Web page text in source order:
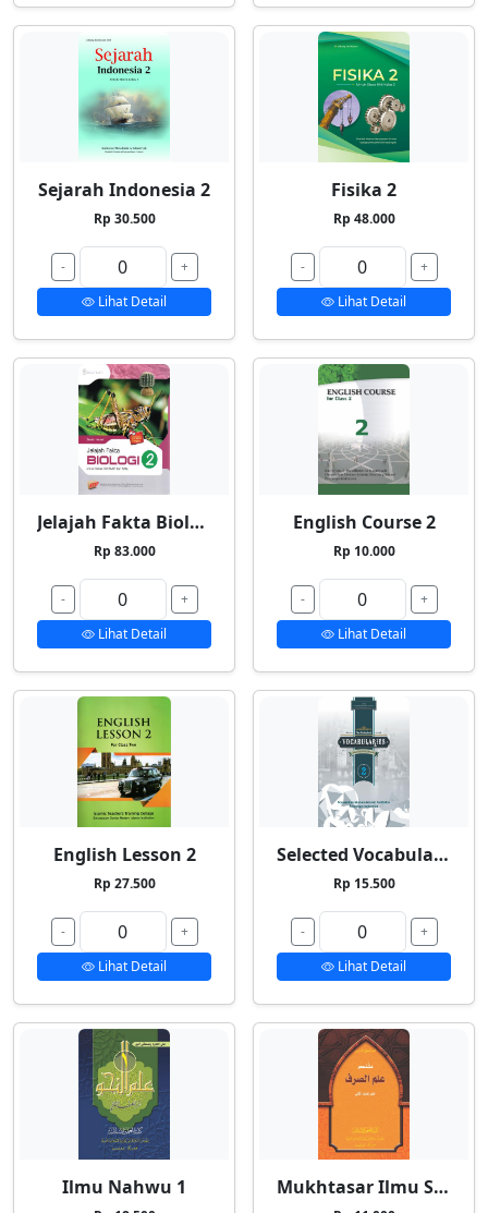
Sejarah Indonesia 2
Rp 30.500
-
+
Lihat Detail
Fisika 2
Rp 48.000
-
+
Lihat Detail
Jelajah Fakta Biologi 2
Rp 83.000
-
+
Lihat Detail
English Course 2
Rp 10.000
-
+
Lihat Detail
English Lesson 2
Rp 27.500
-
+
Lihat Detail
Selected Vocabularies 2
Rp 15.500
-
+
Lihat Detail
Ilmu Nahwu 1 Mukhtasar Ilmu Shorf